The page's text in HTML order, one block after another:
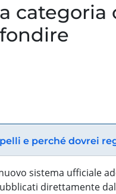
categoria
e perché dovrei
sistema ufficiale
direttamente